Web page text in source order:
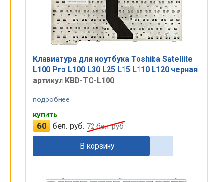
Клавиатура для ноутбука Toshiba Satellite
L100 Pro L100 L30 L25 L15 L110 L120 черная
артикул KBD-TO-L100
подробнее
купить
60 бел. руб. 72бел. руб.
В корзину